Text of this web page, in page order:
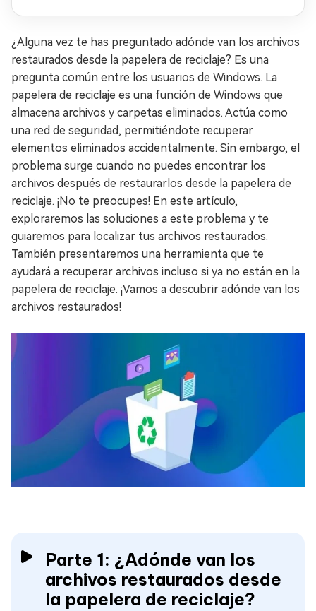
¿Alguna vez te has preguntado adónde van los archivos
restaurados desde la papelera de reciclaje? Es una
pregunta común entre los usuarios de Windows. La
papelera de reciclaje es una función de Windows que
almacena archivos y carpetas eliminados. Actúa como
una red de seguridad, permitiéndote recuperar
elementos eliminados accidentalmente. Sin embargo, el
problema surge cuando no puedes encontrar los
archivos después de restaurarlos desde la papelera de
reciclaje. ¡No te preocupes! En este artículo,
exploraremos las soluciones a este problema y te
guiaremos para localizar tus archivos restaurados.
También presentaremos una herramienta que te
ayudará a recuperar archivos incluso si ya no están en la
papelera de reciclaje. ¡Vamos a descubrir adónde van los
archivos restaurados!
Parte 1: ¿Adónde van los
archivos restaurados desde
la papelera de reciclaje?